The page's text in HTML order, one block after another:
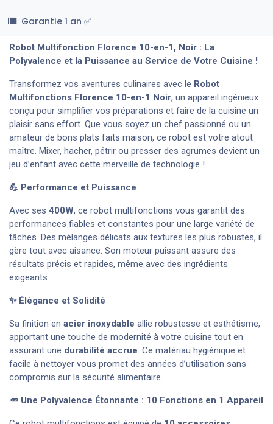
Garantie 1 an ✅
Robot Multifonction Florence 10-en-1, Noir : La
Polyvalence et la Puissance au Service de Votre Cuisine !
Transformez vos aventures culinaires avec le Robot
Multifonctions Florence 10-en-1 Noir, un appareil ingénieux
conçu pour simplifier vos préparations et faire de la cuisine un
plaisir sans effort. Que vous soyez un chef passionné ou un
amateur de bons plats faits maison, ce robot est votre atout
maître. Mixer, hacher, pétrir ou presser des agrumes devient un
jeu d’enfant avec cette merveille de technologie !
💪 Performance et Puissance
Avec ses 400W, ce robot multifonctions vous garantit des
performances fiables et constantes pour une large variété de
tâches. Des mélanges délicats aux textures les plus robustes, il
gère tout avec aisance. Son moteur puissant assure des
résultats précis et rapides, même avec des ingrédients
exigeants.
✨ Élégance et Solidité
Sa finition en acier inoxydable allie robustesse et esthétisme,
apportant une touche de modernité à votre cuisine tout en
assurant une durabilité accrue. Ce matériau hygiénique et
facile à nettoyer vous promet des années d’utilisation sans
compromis sur la sécurité alimentaire.
🥕 Une Polyvalence Étonnante : 10 Fonctions en 1 Appareil